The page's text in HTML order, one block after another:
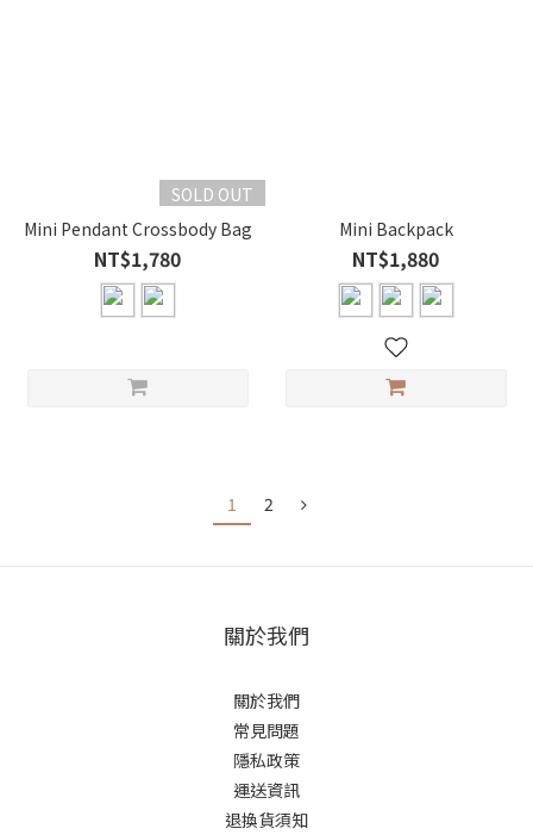
SOLD OUT
Mini Pendant Crossbody Bag
NT$1,780
Mini Backpack
NT$1,880
1 2
關於我們
關於我們
常見問題
隱私政策
運送資訊
退換貨須知